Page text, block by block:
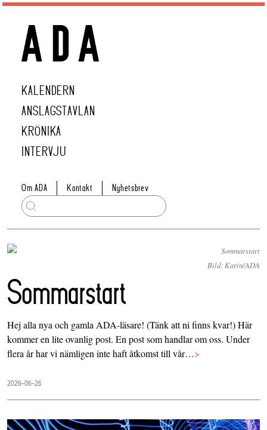
KALENDERN
ANSLAGSTAVLAN
KRÖNIKA
INTERVJU
Om ADA Kontakt Nyhetsbrev
Bild: Karin/ADA
Sommarstart
Hej alla nya och gamla ADA-läsare! (Tänk att ni finns kvar!) Här
kommer en lite ovanlig post. En post som handlar om oss. Under
flera år har vi nämligen inte haft åtkomst till vår…>
2026-06-26